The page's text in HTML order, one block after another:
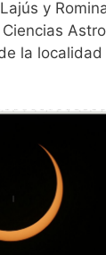
y
la localidad